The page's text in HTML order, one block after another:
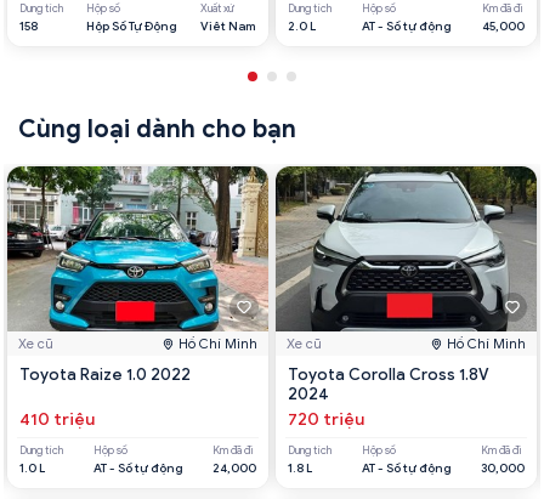
Dung tích
158
Hộp số
Hộp Số Tự Động
Xuất xứ
Viêt Nam
Dung tích
2.0 L
Hộp số
AT - Số tự động
Km đã đi
45,000
Cùng loại dành cho bạn
Xe cũ Hồ Chí Minh
Toyota Raize 1.0 2022
410 triệu
Dung tích
1.0 L
Hộp số
AT - Số tự động
Km đã đi
24,000
Xe cũ Hồ Chí Minh
Toyota Corolla Cross 1.8V
2024
720 triệu
Dung tích
1.8 L
Hộp số
AT - Số tự động
Km đã đi
30,000